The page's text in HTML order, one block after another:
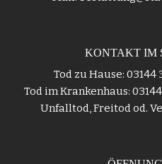
KONTAKT IM
Tod zu Hause:
Tod im Krankenhaus:
Unfalltod, Freitod od.